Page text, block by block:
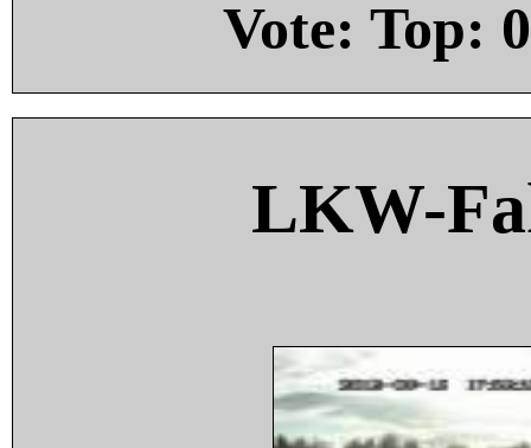
Vote: Top: 0
LKW-